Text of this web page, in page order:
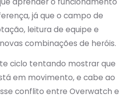
já que o campo de
leitura de equipe e
combinações de heróis.
ciclo tentando mostrar que
em movimento, e cabe ao
conflito entre Overwatch e